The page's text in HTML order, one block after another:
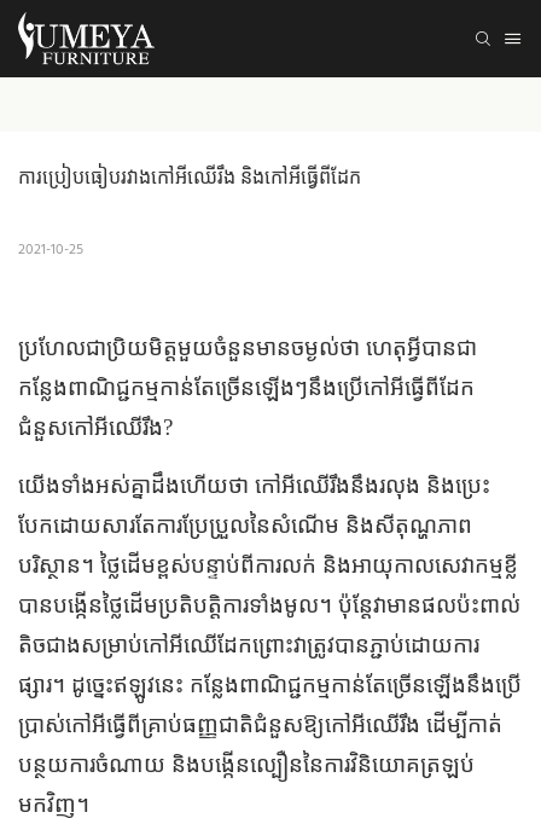
ការប្រៀបធៀបរវាងកៅអីឈើរឹង និងកៅអីធ្វើពីដែក
2021-10-25
ប្រហែលជាប្រិយមិត្តមួយចំនួនមានចម្ងល់ថា ហេតុអ្វីបានជា
កន្លែងពាណិជ្ជកម្មកាន់តែច្រើនឡើងៗនឹងប្រើកៅអីធ្វើពីដែក
ជំនួសកៅអីឈើរឹង?
យើងទាំងអស់គ្នាដឹងហើយថា កៅអីឈើរឹងនឹងរលុង និងប្រេះ
បែកដោយសារតែការប្រែប្រួលនៃសំណើម និងសីតុណ្ហភាព
បរិស្ថាន។ ថ្លៃដើមខ្ពស់បន្ទាប់ពីការលក់ និងអាយុកាលសេវាកម្មខ្លី
បានបង្កើនថ្លៃដើមប្រតិបត្តិការទាំងមូល។ ប៉ុន្តែវាមានផលប៉ះពាល់
តិចជាងសម្រាប់កៅអីឈើដែកព្រោះវាត្រូវបានភ្ជាប់ដោយការ
ផ្សារ។ ដូច្នេះឥឡូវនេះ កន្លែងពាណិជ្ជកម្មកាន់តែច្រើនឡើងនឹងប្រើ
ប្រាស់កៅអីធ្វើពីគ្រាប់ធញ្ញជាតិជំនួសឱ្យកៅអីឈើរឹង ដើម្បីកាត់
បន្ថយការចំណាយ និងបង្កើនល្បឿននៃការវិនិយោគត្រឡប់
មកវិញ។